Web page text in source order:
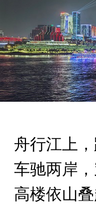
舟行江上
车驰两岸，
高楼依山